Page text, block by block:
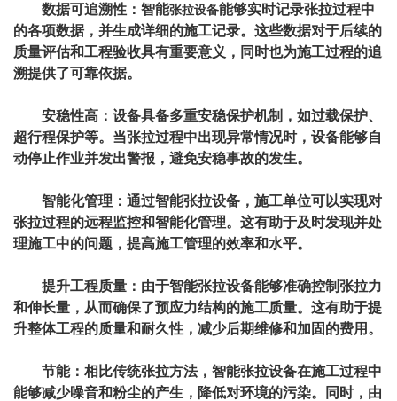
数据可追溯性：智能张拉设备能够实时记录张拉过程中
的各项数据，并生成详细的施工记录。这些数据对于后续的
质量评估和工程验收具有重要意义，同时也为施工过程的追
溯提供了可靠依据。
安稳性高：设备具备多重安稳保护机制，如过载保护、
超行程保护等。当张拉过程中出现异常情况时，设备能够自
动停止作业并发出警报，避免安稳事故的发生。
智能化管理：通过智能张拉设备，施工单位可以实现对
张拉过程的远程监控和智能化管理。这有助于及时发现并处
理施工中的问题，提高施工管理的效率和水平。
提升工程质量：由于智能张拉设备能够准确控制张拉力
和伸长量，从而确保了预应力结构的施工质量。这有助于提
升整体工程的质量和耐久性，减少后期维修和加固的费用。
节能：相比传统张拉方法，智能张拉设备在施工过程中
能够减少噪音和粉尘的产生，降低对环境的污染。同时，由